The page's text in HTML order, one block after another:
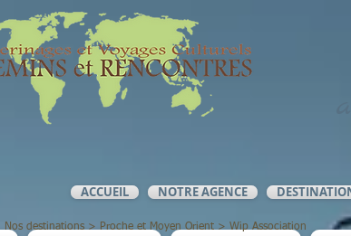
ACCUEIL NOTRE AGENCE
Nos destinations > Proche et Moyen Orient > Wip Association